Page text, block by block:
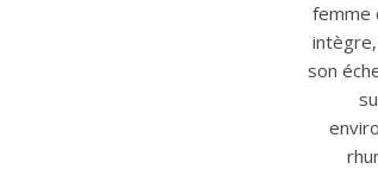
femme
son